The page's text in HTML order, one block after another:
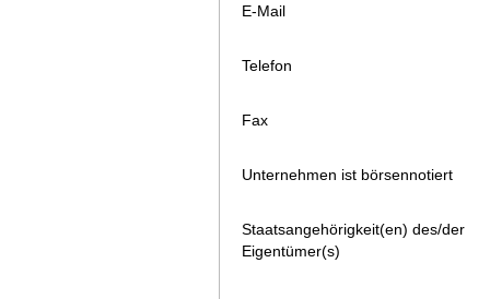
E-Mail
Telefon
Fax
Unternehmen ist börsennotiert
Staatsangehörigkeit(en) des/der
Eigentümer(s)